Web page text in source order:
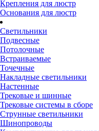
Крепления для люстр
Основания для люстр
Светильники
Подвесные
Потолочные
Встраиваемые
Точечные
Накладные светильники
Настенные
Трековые и шинные
Трековые системы в сборе
Струнные светильники
Шинопроводы